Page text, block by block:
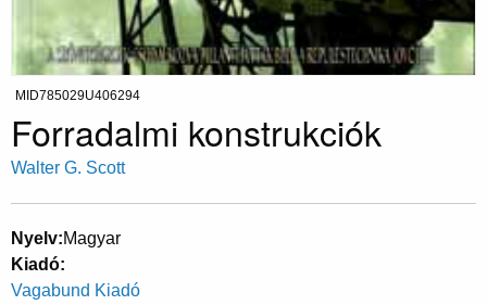
MID785029U406294
Forradalmi konstrukciók
Walter G. Scott
Nyelv Magyar
Kiadó
Vagabund Kiadó